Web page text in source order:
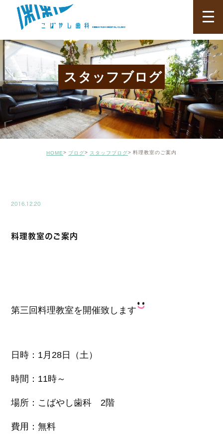
スタッフブログ
HOME ブログ スタッフブログ 料理教室のご案内
2016.12.20
料理教室のご案内
第三回料理教室を開催致します
日時：1月28日（土）
時間：11時～
場所：こばやし歯科 2階
費用：無料